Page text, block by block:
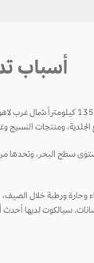
أسباب
ومنتجات النسيج
الطول 32 ° 30 ′ شمالاً و 74 ° 31 ′
سيالكوت لديها أحدث